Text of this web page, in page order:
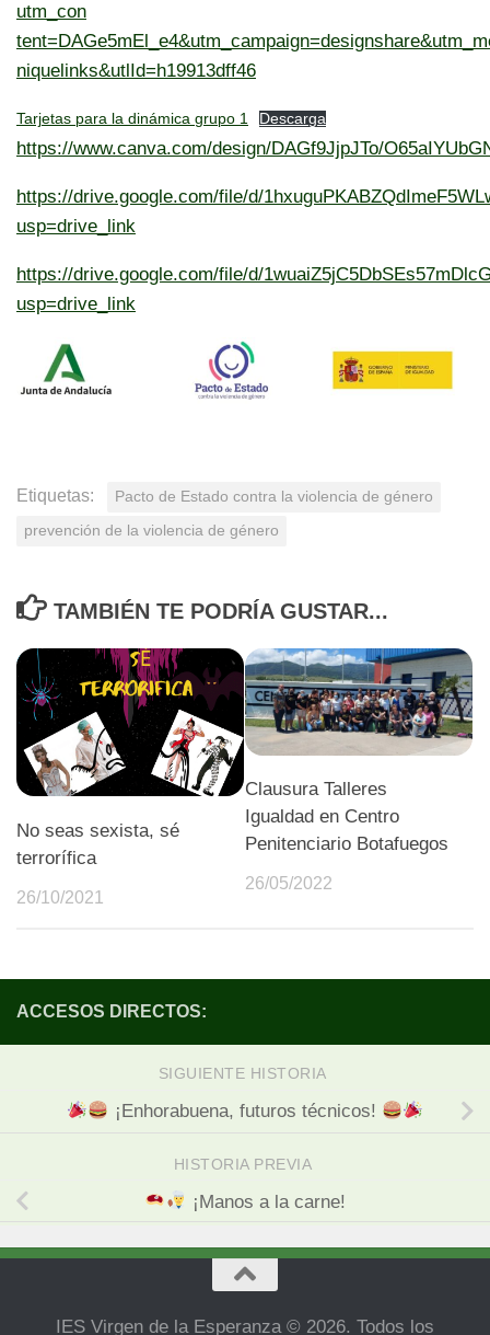
utm_con
niquelinks&utlId=h19913dff46
Tarjetas para la dinámica grupo 1 Descarga
https://www.canva.com/design/DAGf9JjpJTo/
https://drive.google.com/file/d/
usp=drive_link
https://drive.google.com/file/d/
usp=drive_link
Etiquetas: Pacto de Estado contra la violencia de género
prevención de la violencia de género
TAMBIÉN TE PODRÍA GUSTAR...
No seas sexista, sé
terrorífica
26/10/2021
Clausura Talleres
Igualdad en Centro
Penitenciario Botafuegos
26/05/2022
ACCESOS DIRECTOS:
SIGUIENTE HISTORIA
¡Enhorabuena, futuros técnicos!
HISTORIA PREVIA
¡Manos a la carne!
IES Virgen de la Esperanza © 2026. Todos los